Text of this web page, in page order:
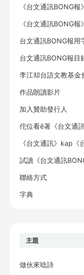
《台文通訊BONG報
《台文通訊BONG
台文通訊BONG報用
台文通訊BONG報目
李江却台語文教基金
作品朗讀影片
加入贊助發行人
佗位看ē著《台文通
《台文通訊》kap《
試讀《台文通訊
聯絡方式
字典
主題
做伙來唸詩